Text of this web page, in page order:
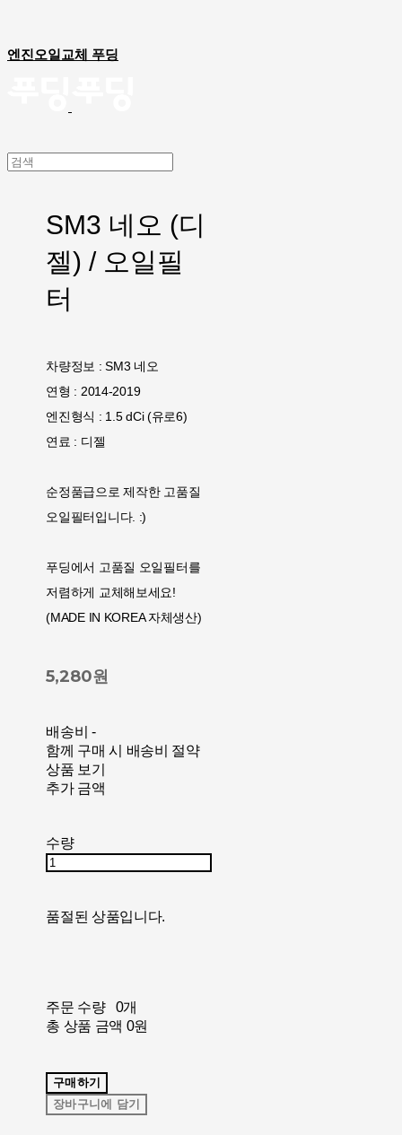
엔진오일교체 푸딩
SM3 네오 (디
젤) / 오일필
터
차량정보 : SM3 네오
연형 : 2014-2019
엔진형식 : 1.5 dCi (유로6)
연료 : 디젤
순정품급으로 제작한 고품질
오일필터입니다. :)
푸딩에서 고품질 오일필터를
저렴하게 교체해보세요!
(MADE IN KOREA 자체생산)
5,280원
배송비 -
함께 구매 시 배송비 절약
상품 보기
추가 금액
수량
품절된 상품입니다.
주문 수량
0개
총 상품 금액 0원
구매하기
장바구니에 담기